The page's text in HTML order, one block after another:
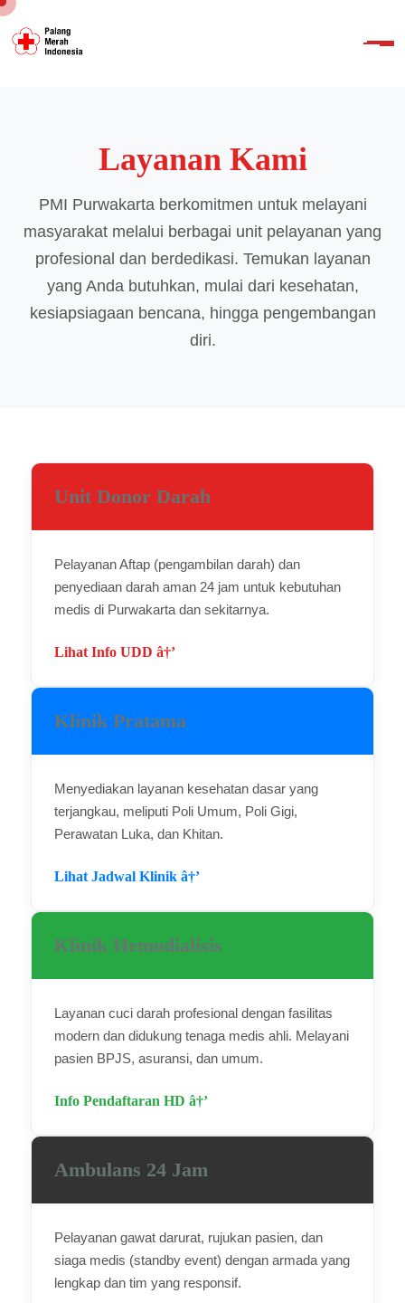
Layanan Kami
PMI Purwakarta berkomitmen untuk melayani
masyarakat melalui berbagai unit pelayanan yang
profesional dan berdedikasi. Temukan layanan
yang Anda butuhkan, mulai dari kesehatan,
kesiapsiagaan bencana, hingga pengembangan
diri.
Unit Donor Darah
Pelayanan Aftap (pengambilan darah) dan
penyediaan darah aman 24 jam untuk kebutuhan
medis di Purwakarta dan sekitarnya.
Lihat Info UDD â†’
Klinik Pratama
Menyediakan layanan kesehatan dasar yang
terjangkau, meliputi Poli Umum, Poli Gigi,
Perawatan Luka, dan Khitan.
Lihat Jadwal Klinik â†’
Klinik Hemodialisis
Layanan cuci darah profesional dengan fasilitas
modern dan didukung tenaga medis ahli. Melayani
pasien BPJS, asuransi, dan umum.
Info Pendaftaran HD â†’
Ambulans 24 Jam
Pelayanan gawat darurat, rujukan pasien, dan
siaga medis (standby event) dengan armada yang
lengkap dan tim yang responsif.